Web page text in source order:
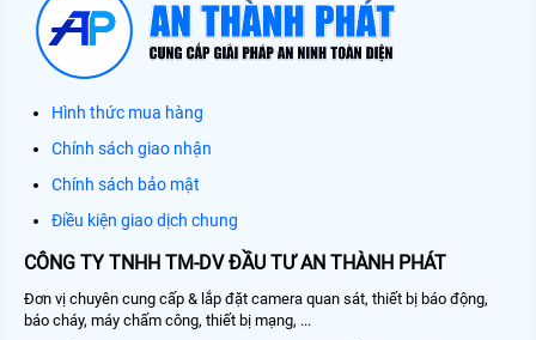
Hình thức mua hàng
Chính sách giao nhận
Chính sách bảo mật
Điều kiện giao dịch chung
CÔNG TY TNHH TM-DV ĐẦU TƯ AN THÀNH PHÁT
Đơn vị chuyên cung cấp & lắp đặt camera quan sát, thiết bị báo động,
báo cháy, máy chấm công, thiết bị mạng, ...